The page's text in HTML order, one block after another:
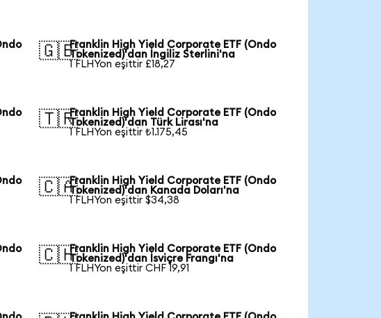
🇬🇧Franklin High Yield Corporate ETF (Ondo
Tokenized)'dan İngiliz Sterlini'na
1 FLHYon eşittir £18,27
🇹🇷Franklin High Yield Corporate ETF (Ondo
Tokenized)'dan Türk Lirası'na
1 FLHYon eşittir ₺1.175,45
🇨🇦Franklin High Yield Corporate ETF (Ondo
Tokenized)'dan Kanada Doları'na
1 FLHYon eşittir $34,38
🇨🇭Franklin High Yield Corporate ETF (Ondo
Tokenized)'dan İsviçre Frangı'na
1 FLHYon eşittir CHF 19,91